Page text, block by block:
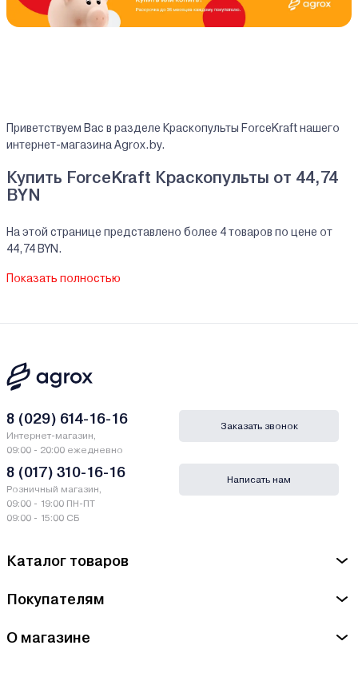
Приветствуем Вас в разделе Краскопульты ForceKraft нашего
интернет-магазина Agrox.by.
Купить ForceKraft Краскопульты от 44,74
BYN
На этой странице представлено более 4 товаров по цене от
44,74 BYN.
предоставляем официальную гарантию.
В нашем интернет-магазине Вы можете приобристи товары
ForceKraft за наличный и безналичный расчет. А также в кредит,
ведущих банков Беларуси.
Гарантии и сервис - Краскопульты ForceKraft
Производитель ForceKraft - Matatakitoyo Tool Co. Ltd. Taiwan,
ROC, NO.21 Lane 97,Her-Tzuo St, Feng-Yuan, Taichung.
район д. Дубовляны
Ознакомиться с условиями оплаты и доставки товара можно
Показать полностью
Каталог товаров
Покупателям
О магазине
8 (029) 614-16-16
Интернет-магазин,
09:00 - 20:00 ежедневно
8 (017) 310-16-16
Розничный магазин,
09:00 - 19:00 ПН-ПТ
09:00 - 15:00 СБ
Заказать звонок
Написать нам